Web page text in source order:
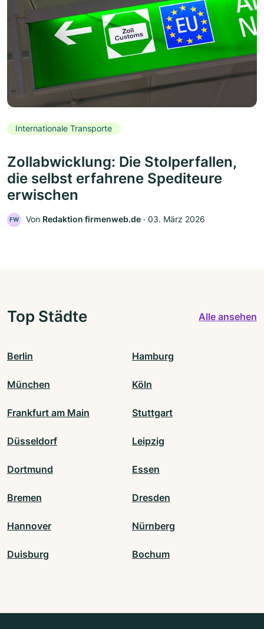
Internationale Transporte
Zollabwicklung: Die Stolperfallen,
die selbst erfahrene Spediteure
erwischen
FW Von Redaktion firmenweb.de ‧ 03. März 2026
Top Städte Alle ansehen
Berlin Hamburg
München Köln
Frankfurt am Main Stuttgart
Düsseldorf Leipzig
Dortmund Essen
Bremen Dresden
Hannover Nürnberg
Duisburg Bochum